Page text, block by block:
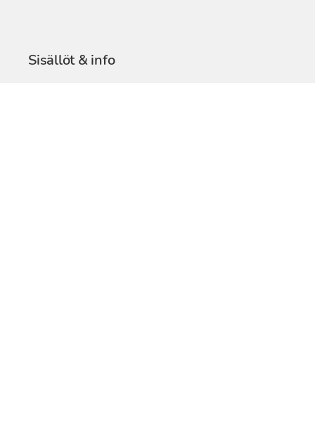
Sisällöt & info